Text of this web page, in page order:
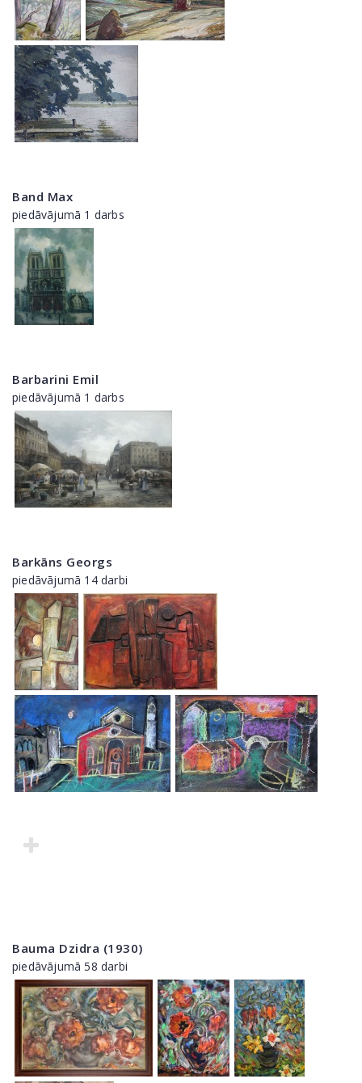
Band Max
piedāvājumā 1 darbs
Barbarini Emil
piedāvājumā 1 darbs
Barkāns Georgs
piedāvājumā 14 darbi
Bauma Dzidra (1930)
piedāvājumā 58 darbi